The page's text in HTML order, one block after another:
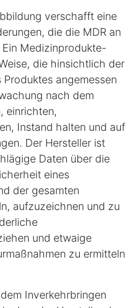
verschafft eine
die die MDR an
Medizinprodukte-
die hinsichtlich der
angemessen
nach dem
einrichten,
Instand halten und auf
Der Hersteller ist
Daten über die
eines
der gesamten
aufzuzeichnen und zu
und etwaige
zu ermitteln
Inverkehrbringen